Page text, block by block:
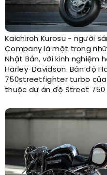
Kaichiroh Kurosu - người
Company là một trong
Nhật Bản, với kinh nghiệm
Harley-Davidson. Bản độ
750streetfighter turbo
thuộc dự án độ Street 750